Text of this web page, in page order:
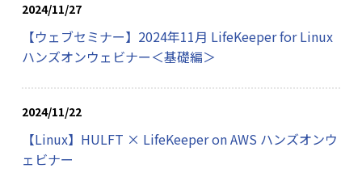
2024/11/27
【ウェブセミナー】2024年11月 LifeKeeper for Linux
ハンズオンウェビナー＜基礎編＞
2024/11/22
【Linux】HULFT × LifeKeeper on AWS ハンズオンウ
ェビナー